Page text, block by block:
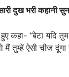
दुख भरी कहानी
कहा- “बेटा यदि
मैं तुम्हें ऐसी चीज